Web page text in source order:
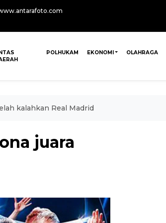
POLHUKAM EKONOMI OLAHRAGA
kalahkan Real Madrid
juara